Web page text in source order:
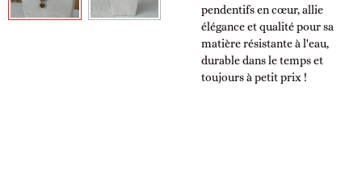
pendentifs en cœur, allie
élégance et qualité pour sa
matière résistante à l'eau,
durable dans le temps et
toujours à petit prix !